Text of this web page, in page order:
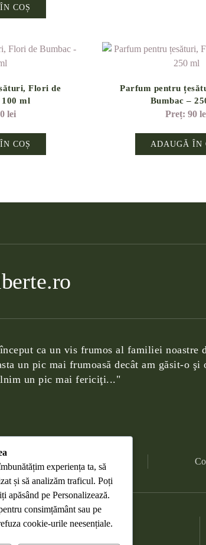
COȘ
Flori de
100 ml
lei
COȘ
Parfum pentru
Bumbac –
90
ADAUGĂ ÎN
ca un vis frumos al familiei noastre
un pic mai frumoasă decât am găsit-o şi
un pic mai fericiţi..."
Blog Liberté
experiența ta, să
și să analizăm traficul. Poți
apăsând pe Personalizează.
consimțământ sau pe
cookie-urile neesențiale.